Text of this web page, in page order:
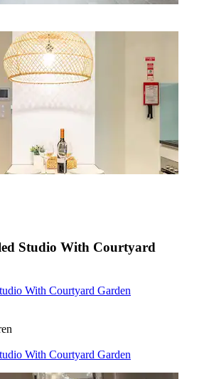
Studio With Courtyard
With Courtyard Garden
With Courtyard Garden